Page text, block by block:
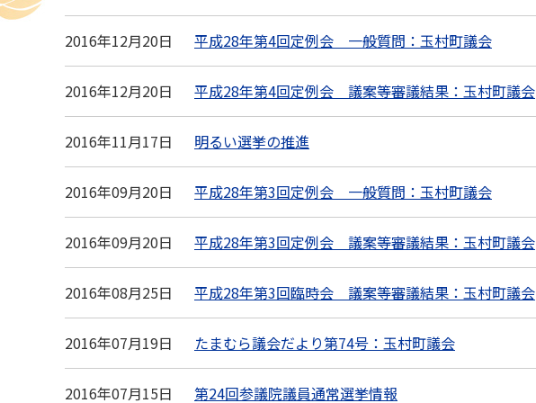
2016年12月20日 平成28年第4回定例会 一般質問：玉村町議会
2016年12月20日 平成28年第4回定例会 議案等審議結果：玉村町議会
2016年11月17日 明るい選挙の推進
2016年09月20日 平成28年第3回定例会 一般質問：玉村町議会
2016年09月20日 平成28年第3回定例会 議案等審議結果：玉村町議会
2016年08月25日 平成28年第3回臨時会 議案等審議結果：玉村町議会
2016年07月19日 たまむら議会だより第74号：玉村町議会
2016年07月15日 第24回参議院議員通常選挙情報